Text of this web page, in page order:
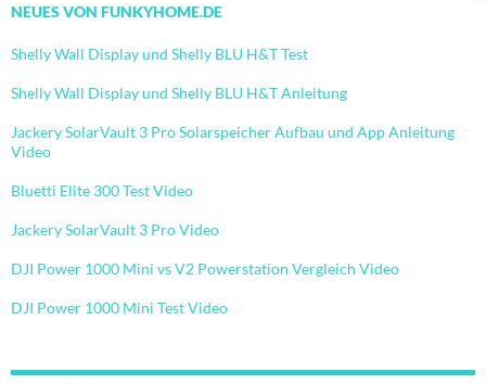
NEUES VON FUNKYHOME.DE
Shelly Wall Display und Shelly BLU H&T Test
Shelly Wall Display und Shelly BLU H&T Anleitung
Jackery SolarVault 3 Pro Solarspeicher Aufbau und App Anleitung
Video
Bluetti Elite 300 Test Video
Jackery SolarVault 3 Pro Video
DJI Power 1000 Mini vs V2 Powerstation Vergleich Video
DJI Power 1000 Mini Test Video